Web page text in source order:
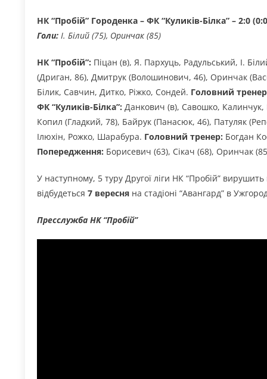
НК “Пробій” Городенка – ФК “Куликів-Білка” – 2:0
Голи: І. Білий (75), Оринчак (85)
НК “Пробій”: Піцан (в), Я. Пархуць, Радульський, І.
(Дриган, 86), Дмитрук (Волошинович, 46), Оринчак
Білик, Савчин, Дитко, Ріжко, Сондей. Головний
ФК “Куликів-Білка”: Данкович (в), Савошко,
Копил (Гладкий, 78), Байрук (Панасюк, 46), Патуляк
Ілюхін, Рожко, Шарабура. Головний тренер: Богдан
Попередження: Борисевич (63), Сікач (68), Оринчак
У наступному, 5 туру Другої ліги НК “Пробій”
відбудеться 7 вересня на стадіоні “Авангард” в
Пресслужба НК “Пробій”